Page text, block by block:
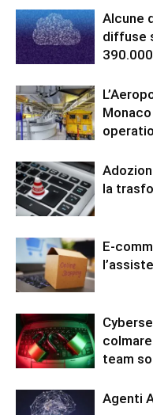
Alcune
diffuse
la
E-
team
Agenti